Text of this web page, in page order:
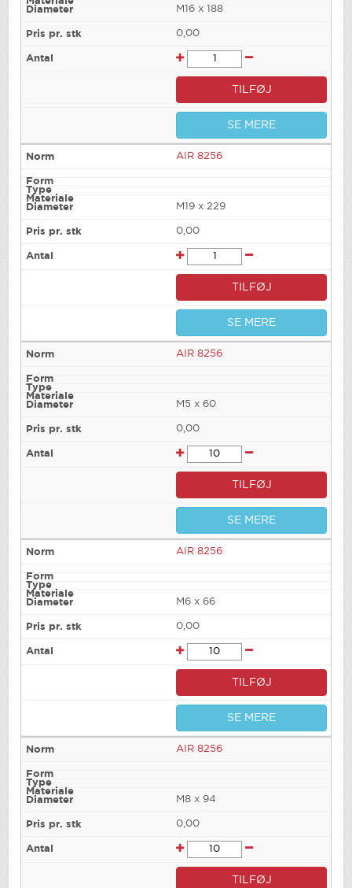
M16 x 188
0,00
TILFØJ
SE MERE
AIR 8256
M19 x 229
0,00
TILFØJ
SE MERE
AIR 8256
M5 x 60
0,00
TILFØJ
SE MERE
AIR 8256
M6 x 66
0,00
TILFØJ
SE MERE
AIR 8256
M8 x 94
0,00
TILFØJ